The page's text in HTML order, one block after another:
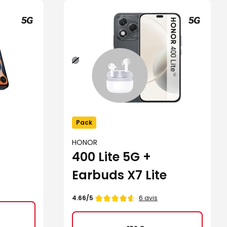
Noir
Pack
HONOR
400 Lite 5G +
Earbuds X7 Lite
Note
4.66/5 6 avis